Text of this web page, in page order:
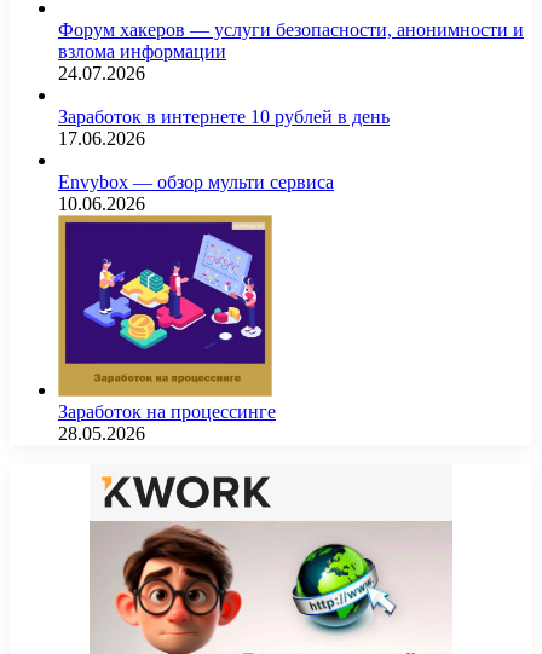
Форум хакеров — услуги безопасности, анонимности и
взлома информации
24.07.2026
Заработок в интернете 10 рублей в день
17.06.2026
Envybox — обзор мульти сервиса
10.06.2026
Заработок на процессинге
28.05.2026